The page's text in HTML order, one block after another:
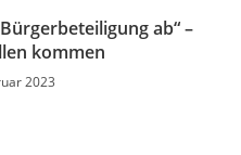
ab“ –
kommen
2023